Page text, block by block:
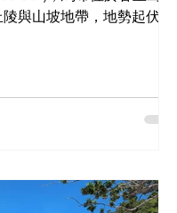
與山坡地帶，地勢起伏大